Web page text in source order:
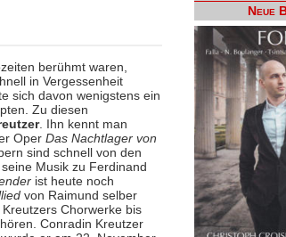
berühmt waren,
in Vergessenheit
sich davon wenigstens ein
Zu diesen
. Ihn kennt man
Oper Das Nachtlager von
sind schnell von den
Musik zu Ferdinand
ist heute noch
von Raimund selber
Chorwerke bis
Conradin Kreutzer
Neue